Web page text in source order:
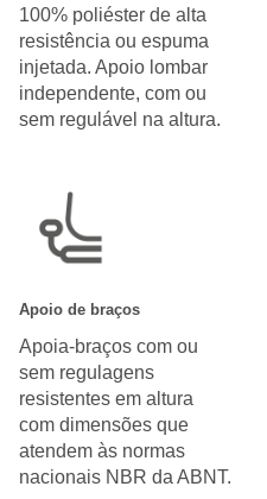
100% poliéster de alta
resistência ou espuma
injetada. Apoio lombar
independente, com ou
sem regulável na altura.
Apoio de braços
Apoia-braços com ou
sem regulagens
resistentes em altura
com dimensões que
atendem às normas
nacionais NBR da ABNT.